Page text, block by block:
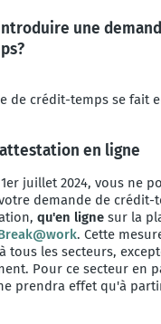
une
de crédit-temps se fait
en ligne
juillet 2024, vous ne
demande de crédit-
qu'en ligne sur la
. Cette
tous les secteurs,
Pour ce secteur en
prendra effet qu'à